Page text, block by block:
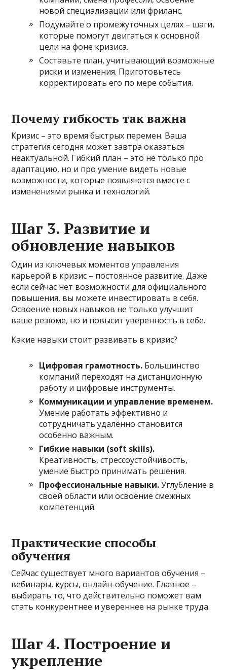
новой специализации или фриланс.
Подумайте о промежуточных целях – шаги,
которые помогут двигаться к основной
цели на фоне кризиса.
Составьте план, учитывающий возможные
риски и изменения. Приготовьтесь
корректировать его по мере события.
Почему гибкость так важна
Кризис – это время быстрых перемен. Ваша
стратегия сегодня может завтра оказаться
неактуальной. Гибкий план – это не только про
адаптацию, но и про умение видеть новые
возможности, которые появляются вместе с
изменениями рынка и технологий.
Шаг 3. Развитие и
обновление навыков
Один из ключевых моментов управления
карьерой в кризис – постоянное развитие. Даже
если сейчас нет возможности для официального
повышения, вы можете инвестировать в себя.
Освоение новых навыков не только улучшит
ваше резюме, но и повысит уверенность в себе.
Какие навыки стоит развивать в кризис?
Цифровая грамотность. Большинство
компаний переходят на дистанционную
работу и цифровые инструменты.
Коммуникации и управление временем.
Умение работать эффективно и
сотрудничать удалённо становится
особенно важным.
Гибкие навыки (soft skills).
Креативность, стрессоустойчивость,
умение быстро принимать решения.
Профессиональные навыки.Углубление в
своей области или освоение смежных
компетенций.
Практические способы
обучения
Сейчас существует много вариантов обучения –
вебинары, курсы, онлайн-обучение. Главное –
выбирать то, что действительно поможет вам
стать конкурентнее и увереннее на рынке труда.
Шаг 4. Построение и
укрепление